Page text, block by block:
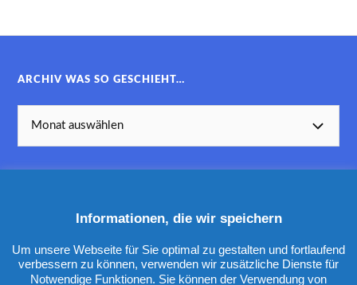
ARCHIV WAS SO GESCHIEHT…
KATEGORIEN
Informationen, die wir speichern
Um unsere Webseite für Sie optimal zu gestalten und fortlaufend
verbessern zu können, verwenden wir zusätzliche Dienste für
Notwendige Funktionen. Sie können der Verwendung von